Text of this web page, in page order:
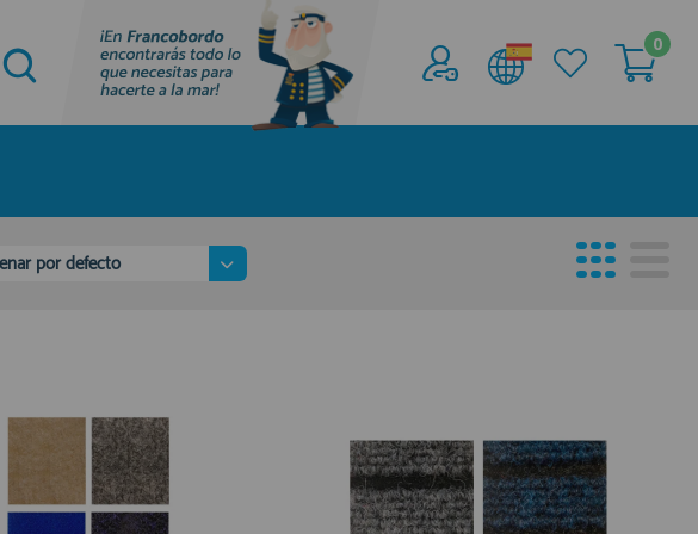
pedidos y
Acceder al
Área profesionales
Únete ya a los mas de de 500 Profesionales de
la Náutica
0
por defecto